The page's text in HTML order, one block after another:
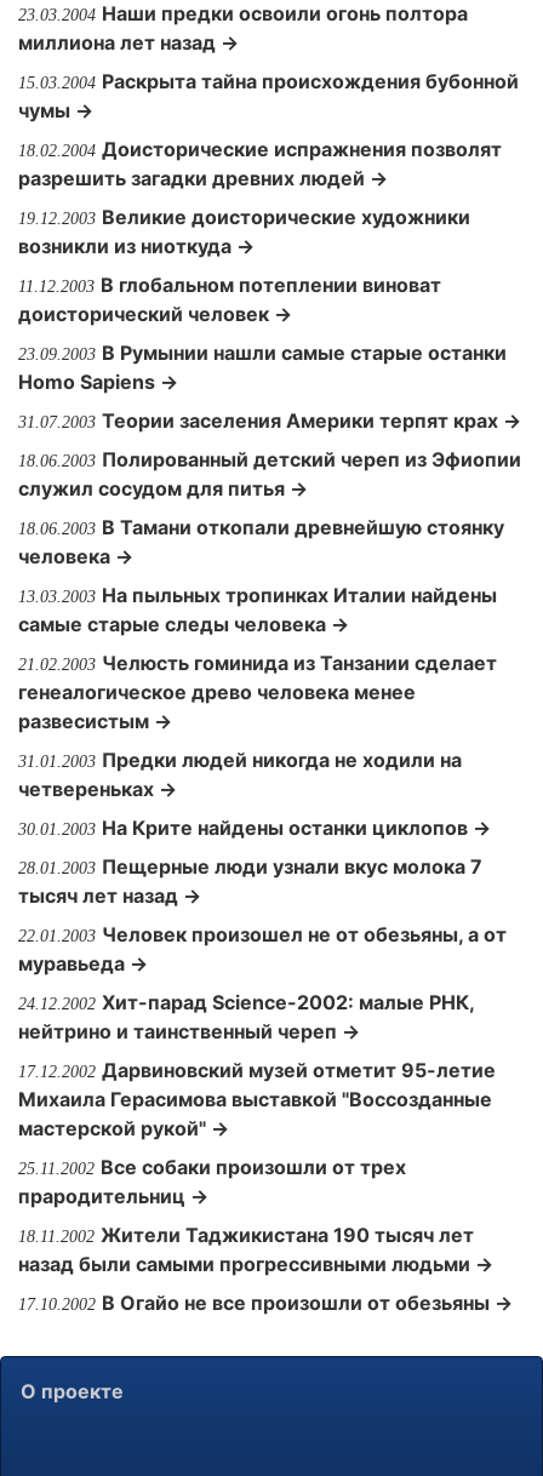
23.03.2004 Наши предки освоили огонь полтора
миллиона лет назад →
15.03.2004 Раскрыта тайна происхождения бубонной
чумы →
18.02.2004 Доисторические испражнения позволят
разрешить загадки древних людей →
19.12.2003 Великие доисторические художники
возникли из ниоткуда →
11.12.2003 В глобальном потеплении виноват
доисторический человек →
23.09.2003 В Румынии нашли самые старые останки
Homo Sapiens →
31.07.2003 Теории заселения Америки терпят крах →
18.06.2003 Полированный детский череп из Эфиопии
служил сосудом для питья →
18.06.2003 В Тамани откопали древнейшую стоянку
человека →
13.03.2003 На пыльных тропинках Италии найдены
самые старые следы человека →
21.02.2003 Челюсть гоминида из Танзании сделает
генеалогическое древо человека менее
развесистым →
31.01.2003 Предки людей никогда не ходили на
четвереньках →
30.01.2003 На Крите найдены останки циклопов →
28.01.2003 Пещерные люди узнали вкус молока 7
тысяч лет назад →
22.01.2003 Человек произошел не от обезьяны, а от
муравьеда →
24.12.2002 Хит-парад Science-2002: малые РНК,
нейтрино и таинственный череп →
17.12.2002 Дарвиновский музей отметит 95-летие
Михаила Герасимова выставкой "Воссозданные
мастерской рукой" →
25.11.2002 Все собаки произошли от трех
прародительниц →
18.11.2002 Жители Таджикистана 190 тысяч лет
назад были самыми прогрессивными людьми →
17.10.2002 В Огайо не все произошли от обезьяны →
О проекте